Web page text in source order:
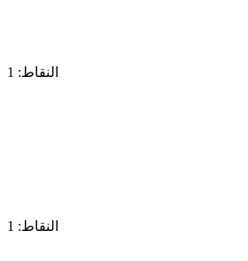
النقاط: 1
النقاط: 1